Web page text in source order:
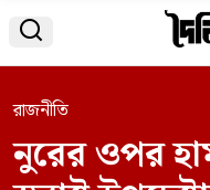

রাজনীতি
নুরের ওপর